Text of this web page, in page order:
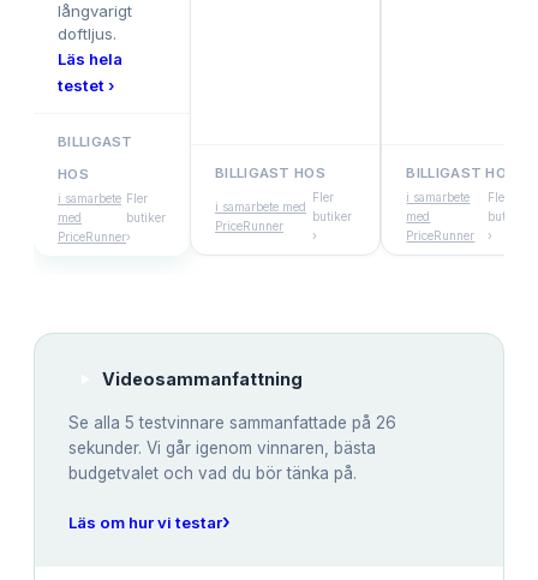
långvarigt
doftljus.
Läs hela
testet ›
BILLIGAST
HOS
i samarbete
med
PriceRunner
Fler
butiker
›
BILLIGAST HOS
i samarbete med
PriceRunner
Fler
butiker
›
BILLIGAST HOS
i samarbete
med
PriceRunner
Fler
butiker
›
Videosammanfattning
Se alla 5 testvinnare sammanfattade på 26
sekunder. Vi går igenom vinnaren, bästa
budgetvalet och vad du bör tänka på.
Läs om hur vi testar›